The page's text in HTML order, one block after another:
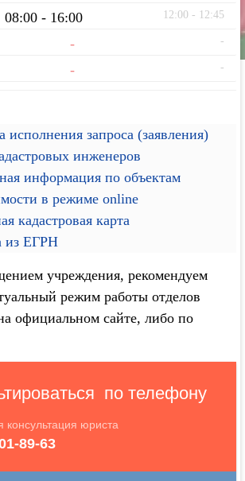
08:00 - 16:00 12:00 - 12:45
- -
- -
исполнения запроса (заявления)
инженеров
информация по объектам
в режиме online
кадастровая карта
из ЕГРН
учреждения, рекомендуем
режим работы отделов
официальном сайте, либо по